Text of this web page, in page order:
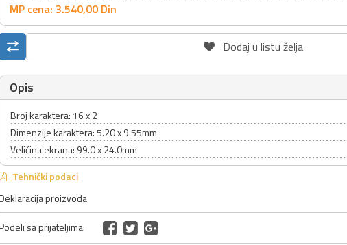
MP cena: 3.540,00 Din
Dodaj u listu želja
Opis
Broj karaktera: 16 x 2
Dimenzije karaktera: 5.20 x 9.55mm
Veličina ekrana: 99.0 x 24.0mm
Tehnički podaci
proizvoda
sa prijateljima: